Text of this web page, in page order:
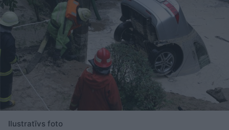
Ilustratīvs foto